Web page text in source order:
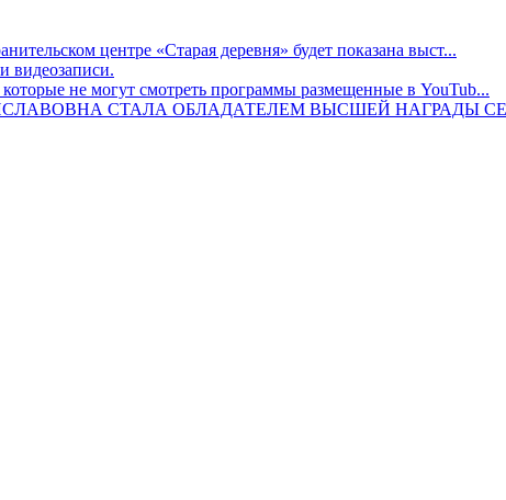
центре «Старая деревня» будет показана выст...
видеозаписи.
не могут смотреть программы размещенные в YouTub...
СТАЛА ОБЛАДАТЕЛЕМ ВЫСШЕЙ НАГРАДЫ